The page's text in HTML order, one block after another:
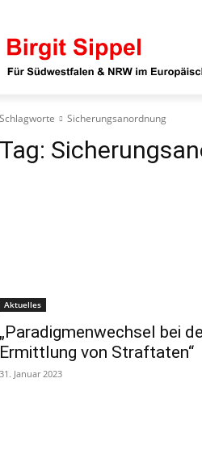
Schlagworte Sicherungsanordnung
Tag:
Aktuelles
„Paradigmenwechsel bei
Ermittlung von Straftaten“
31. Januar 2023